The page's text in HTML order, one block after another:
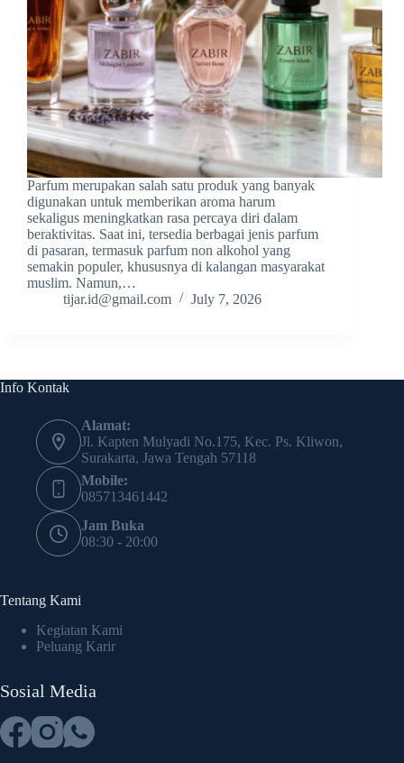
Parfum merupakan salah satu produk yang banyak
digunakan untuk memberikan aroma harum
sekaligus meningkatkan rasa percaya diri dalam
beraktivitas. Saat ini, tersedia berbagai jenis parfum
di pasaran, termasuk parfum non alkohol yang
semakin populer, khususnya di kalangan masyarakat
muslim. Namun,…
tijar.id@gmail.com
July 7, 2026
Info Kontak
Alamat:
Jl. Kapten Mulyadi No.175, Kec. Ps. Kliwon,
Surakarta, Jawa Tengah 57118
Mobile:
085713461442
Jam Buka
08:30 - 20:00
Tentang Kami
Kegiatan Kami
Peluang Karir
Sosial Media